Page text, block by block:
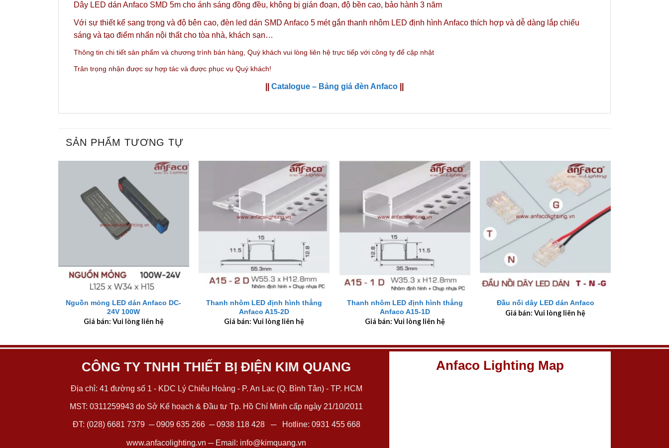
Dây LED dán Anfaco SMD 5m cho ánh sáng đồng đều, không bị gián đoạn, độ bền cao, bảo hành 3 năm
Với sự thiết kế sang trọng và độ bên cao, đèn led dán SMD Anfaco 5 mét gắn thanh nhôm LED định hình Anfaco thích hợp và dễ dàng lắp chiếu
sáng và tạo điểm nhấn nội thất cho tòa nhà, khách sạn…
Thông tin chi tiết sản phẩm và chương trình bán hàng, Quý khách vui lòng liên hệ trực tiếp với công ty để cập nhật
Trân trọng nhận được sự hợp tác và được phục vụ Quý khách!
Catalogue – Bảng giá đèn Anfaco
SẢN PHẨM TƯƠNG TỰ
Nguồn mỏng LED dán Anfaco DC-
24V 100W
Giá bán: Vui lòng liên hệ
+
Thanh nhôm LED định hình thẳng
Anfaco A15-2D
Giá bán: Vui lòng liên hệ
+
Thanh nhôm LED định hình thẳng
Anfaco A15-1D
Giá bán: Vui lòng liên hệ
+
Đầu nối dây LED dán Anfaco
Giá bán: Vui lòng liên hệ
CÔNG TY TNHH THIẾT BỊ ĐIỆN KIM QUANG
Địa chỉ: 41 đường số 1 - KDC Lý Chiêu Hoàng - P. An Lạc (Q. Bình Tân) - TP. HCM
MST: 0311259943 do Sở Kế hoạch & Đầu tư Tp. Hồ Chí Minh cấp ngày 21/10/2011
ĐT: (028) 6681 7379 ─0909 635 266─0938 118 428─ Hotline: 0931 455 668
www.anfacolighting.vn ─ Email: info@kimquang.vn
Anfaco Lighting Map